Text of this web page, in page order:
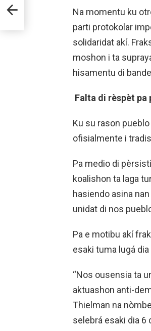
Na momentu ku
parti protokolar
solidaridat akí.
moshon i ta
hisamentu di
Falta di rèspèt pa
Ku su rason
ofisialmente i
Pa medio di
koalishon ta laga
hasiendo asina
unidat di nos
Pa e motibu akí
esaki tuma lugá
“Nos ousensia ta
aktuashon anti-
Thielman na
selebrá esaki dia 6
DI